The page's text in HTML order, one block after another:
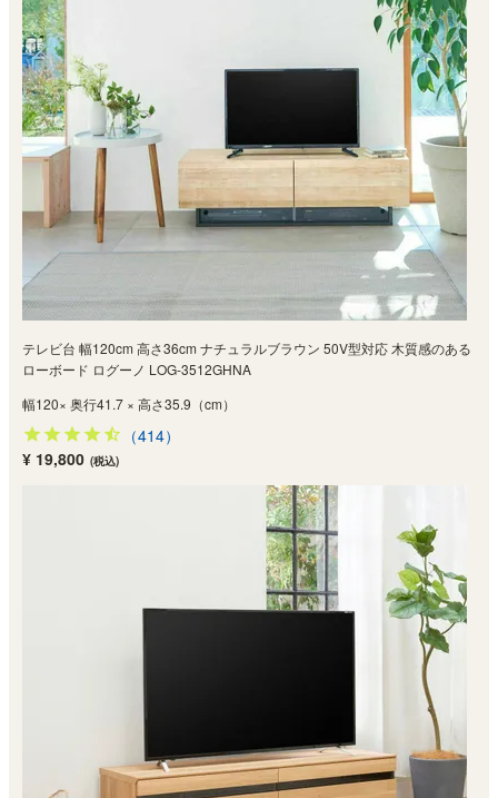
テレビ台 幅120cm 高さ36cm ナチュラルブラウン 50V型対応 木質感のある
ローボード ログーノ LOG-3512GHNA
幅120× 奥行41.7 × 高さ35.9（cm）
（414）
¥ 19,800 (税込)